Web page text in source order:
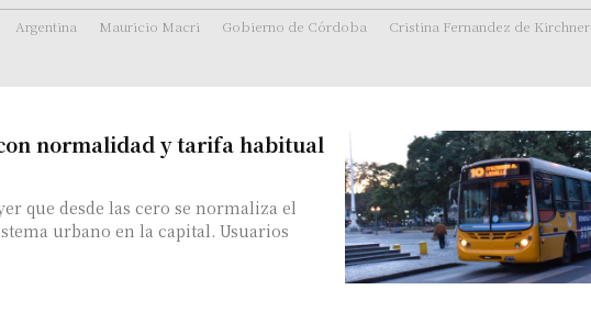
Argentina Mauricio Macri Gobierno de Córdoba Cristina Fernandez de Kirchner
normalidad y tarifa habitual
que desde las cero se normaliza el
urbano en la capital. Usuarios